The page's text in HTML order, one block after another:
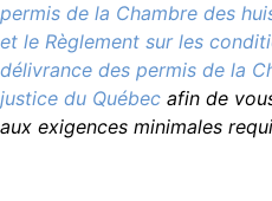
permis de la Chambre des
et le Règlement sur les
délivrance des permis de la
justice du Québec afin de
aux exigences minimales